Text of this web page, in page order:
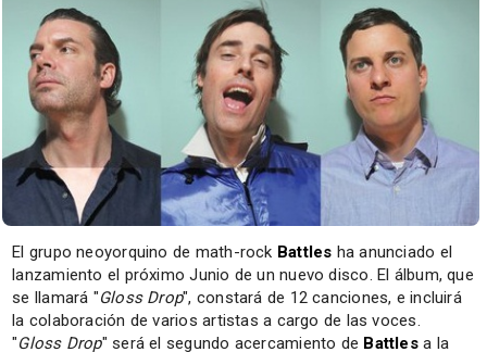
El grupo neoyorquino de math-rock Battles ha anunciado el
lanzamiento el próximo Junio de un nuevo disco. El álbum, que
se llamará "Gloss Drop", constará de 12 canciones, e incluirá
la colaboración de varios artistas a cargo de las voces.
"Gloss Drop" será el segundo acercamiento de Battlesa la